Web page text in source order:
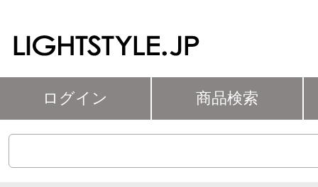
ログイン 商品検索